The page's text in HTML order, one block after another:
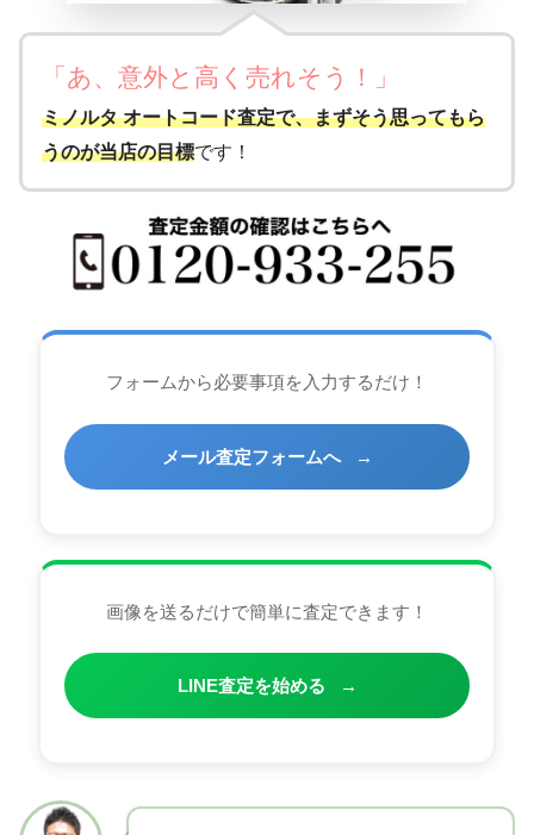
「あ、意外と高く売れそう ！ 」
ミノルタ オートコード査定で、まずそう思ってもら
うのが当店の目標です！
フォームから必要事項を入力するだけ！
メール査定フォームへ →
画像を送るだけで簡単に査定できます！
LINE査定を始める →